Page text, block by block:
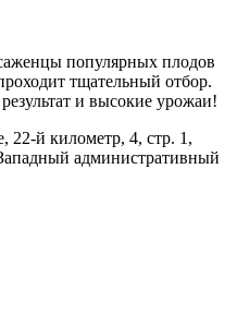
популярных плодов
тщательный отбор.
и высокие урожаи!
22-й километр, 4, стр. 1,
административный